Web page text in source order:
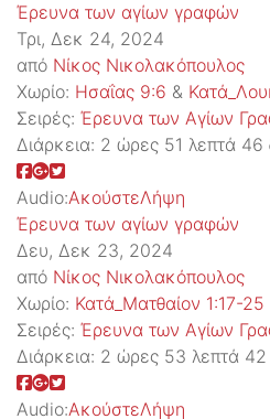
Έρευνα των αγίων γραφών
Τρι, Δεκ 24, 2024
από Νίκος Νικολακόπουλος
Χωρίο: Ησαΐας 9:6 &
Σειρές: Έρευνα των Αγίων
Διάρκεια: 2 ώρες 51 λεπτά 46
Audio:ΑκούστεΛήψη
Έρευνα των αγίων γραφών
Δευ, Δεκ 23, 2024
από Νίκος Νικολακόπουλος
Χωρίο: Κατά_Ματθαίον 1:17-25
Σειρές: Έρευνα των Αγίων
Διάρκεια: 2 ώρες 53 λεπτά 42
Audio:ΑκούστεΛήψη